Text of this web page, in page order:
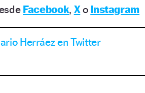
Facebook, Xo Instagram
Herráez en Twitter